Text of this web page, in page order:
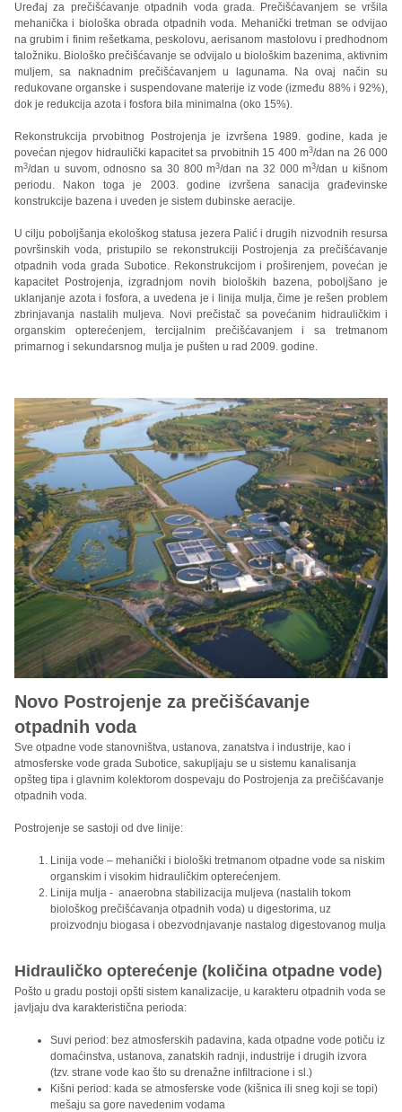
Uređaj za prečišćavanje otpadnih voda grada. Prečišćavanjem se vršila
mehanička i biološka obrada otpadnih voda. Mehanički tretman se odvijao
na grubim i finim rešetkama, peskolovu, aerisanom mastolovu i predhodnom
taložniku. Biološko prečišćavanje se odvijalo u biološkim bazenima, aktivnim
muljem, sa naknadnim prečišćavanjem u lagunama. Na ovaj način su
redukovane organske i suspendovane materije iz vode (između 88% i 92%),
dok je redukcija azota i fosfora bila minimalna (oko 15%).
Rekonstrukcija prvobitnog Postrojenja je izvršena 1989. godine, kada je
povećan njegov hidraulički kapacitet sa prvobitnih 15 400 m3/dan na 26 000
m3/dan u suvom, odnosno sa 30 800 m3/dan na 32 000 m3/dan u kišnom
periodu. Nakon toga je 2003. godine izvršena sanacija građevinske
konstrukcije bazena i uveden je sistem dubinske aeracije.
U cilju poboljšanja ekološkog statusa jezera Palić i drugih nizvodnih resursa
površinskih voda, pristupilo se rekonstrukciji Postrojenja za prečišćavanje
otpadnih voda grada Subotice. Rekonstrukcijom i proširenjem, povećan je
kapacitet Postrojenja, izgradnjom novih bioloških bazena, poboljšano je
uklanjanje azota i fosfora, a uvedena je i linija mulja, čime je rešen problem
zbrinjavanja nastalih muljeva. Novi prečistač sa povećanim hidrauličkim i
organskim opterećenjem, tercijalnim prečišćavanjem i sa tretmanom
primarnog i sekundarsnog mulja je pušten u rad 2009. godine.
Novo Postrojenje za prečišćavanje
otpadnih voda
Sve otpadne vode stanovništva, ustanova, zanatstva i industrije, kao i
atmosferske vode grada Subotice, sakupljaju se u sistemu kanalisanja
opšteg tipa i glavnim kolektorom dospevaju do Postrojenja za prečišćavanje
otpadnih voda.
Postrojenje se sastoji od dve linije:
Linija vode – mehanički i biološki tretmanom otpadne vode sa niskim
organskim i visokim hidrauličkim opterećenjem.
Linija mulja - anaerobna stabilizacija muljeva (nastalih tokom
biološkog prečišćavanja otpadnih voda) u digestorima, uz
proizvodnju biogasa i obezvodnjavanje nastalog digestovanog mulja
Hidrauličko opterećenje (količina otpadne vode)
Pošto u gradu postoji opšti sistem kanalizacije, u karakteru otpadnih voda se
javljaju dva karakteristična perioda:
Suvi period: bez atmosferskih padavina, kada otpadne vode potiču iz
domaćinstva, ustanova, zanatskih radnji, industrije i drugih izvora
(tzv. strane vode kao što su drenažne infiltracione i sl.)
Kišni period: kada se atmosferske vode (kišnica ili sneg koji se topi)
mešaju sa gore navedenim vodama